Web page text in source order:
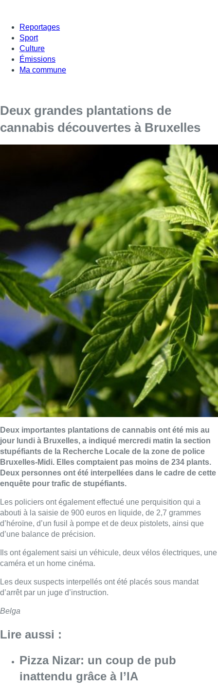
Reportages
Sport
Culture
Émissions
Ma commune
Deux grandes plantations de
cannabis découvertes à Bruxelles
Deux importantes plantations de cannabis ont été mis au
jour lundi à Bruxelles, a indiqué mercredi matin la section
stupéfiants de la Recherche Locale de la zone de police
Bruxelles-Midi. Elles comptaient pas moins de 234 plants.
Deux personnes ont été interpellées dans le cadre de cette
enquête pour trafic de stupéfiants.
Les policiers ont également effectué une perquisition qui a
abouti à la saisie de 900 euros en liquide, de 2,7 grammes
d’héroïne, d’un fusil à pompe et de deux pistolets, ainsi que
d’une balance de précision.
Ils ont également saisi un véhicule, deux vélos électriques, une
caméra et un home cinéma.
Les deux suspects interpellés ont été placés sous mandat
d’arrêt par un juge d’instruction.
Belga
Lire aussi :
Pizza Nizar: un coup de pub
inattendu grâce à l’IA